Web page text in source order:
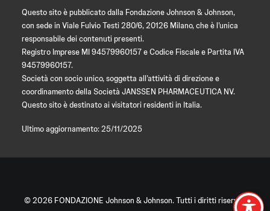
Questo sito è pubblicato dalla Fondazione Johnson & Johnson,
con sede in Viale Fulvio Testi 280/6, 20126 Milano, che è l’unica
responsabile dei contenuti presenti.
Registro Imprese MI 94579960157 e Codice Fiscale e Partita IVA
94579960157.
Società con socio unico, soggetta all’attività di direzione e
coordinamento della Società JANSSEN PHARMACEUTICA NV.
Questo sito è destinato ai visitatori residenti in Italia.
Ultimo aggiornamento: 25/11/2025
© 2026 FONDAZIONE Johnson & Johnson. Tutti i diritti riservati